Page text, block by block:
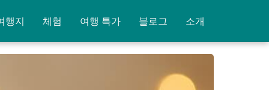
행지 체험 여행 특가 블로그 소개